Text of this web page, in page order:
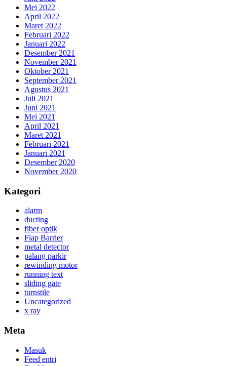
Mei 2022
April 2022
Maret 2022
Februari 2022
Januari 2022
Desember 2021
November 2021
Oktober 2021
September 2021
Agustus 2021
Juli 2021
Juni 2021
Mei 2021
April 2021
Maret 2021
Februari 2021
Januari 2021
Desember 2020
November 2020
Kategori
alarm
ducting
fiber optik
Flap Barrier
metal detector
palang parkir
rewinding motor
running text
sliding gate
turnstile
Uncategorized
x ray
Meta
Masuk
Feed entri